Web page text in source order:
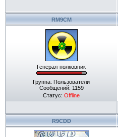
RM9CM
Генерал-полковник
Группа: Пользователи
Сообщений: 1159
Статус: Offline
R9CDD